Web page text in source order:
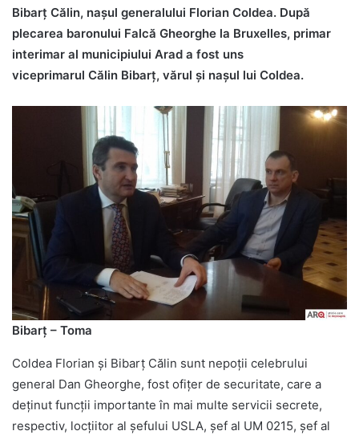
Bibarț Călin, nașul generalului Florian Coldea. După
plecarea baronului Falcă Gheorghe la Bruxelles, primar
interimar al municipiului Arad a fost uns
viceprimarul Călin Bibarț, vărul și nașul lui Coldea.
Bibarț – Toma
Coldea Florian și Bibarț Călin sunt nepoții celebrului
general Dan Gheorghe, fost ofițer de securitate, care a
deținut funcții importante în mai multe servicii secrete,
respectiv, locțiitor al șefului USLA, șef al UM 0215, șef al